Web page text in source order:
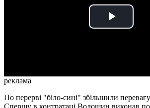
Play
реклама
По перерві "біло-сині" збільшили